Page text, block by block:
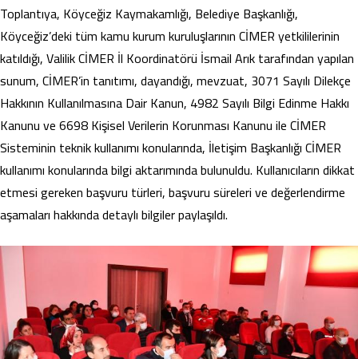
Toplantıya, Köyceğiz Kaymakamlığı, Belediye Başkanlığı,
Köyceğiz’deki tüm kamu kurum kuruluşlarının CİMER yetkililerinin
katıldığı, Valilik CİMER İl Koordinatörü İsmail Arık tarafından yapılan
sunum, CİMER’in tanıtımı, dayandığı, mevzuat, 3071 Sayılı Dilekçe
Hakkının Kullanılmasına Dair Kanun, 4982 Sayılı Bilgi Edinme Hakkı
Kanunu ve 6698 Kişisel Verilerin Korunması Kanunu ile CİMER
Sisteminin teknik kullanımı konularında, İletişim Başkanlığı CİMER
kullanımı konularında bilgi aktarımında bulunuldu. Kullanıcıların dikkat
etmesi gereken başvuru türleri, başvuru süreleri ve değerlendirme
aşamaları hakkında detaylı bilgiler paylaşıldı.